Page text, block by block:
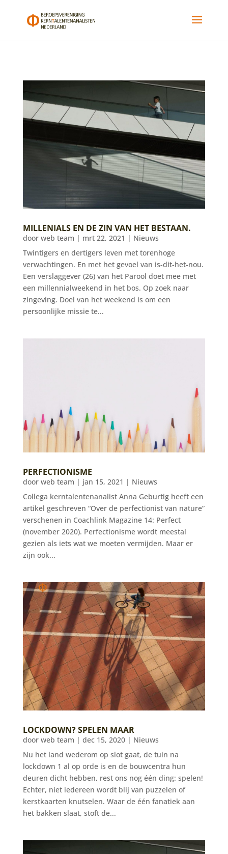
MILLENIALS EN DE ZIN VAN HET BESTAAN.
door web team | mrt 22, 2021 | Nieuws
Twintigers en dertigers leven met torenhoge
verwachtingen. En met het gevoel van is-dit-het-nou.
Een verslaggever (26) van het Parool doet mee met
een millennialweekend in het bos. Op zoek naar
zingeving. Doel van het weekend is om een
persoonlijke missie te...
PERFECTIONISME
door web team | jan 15, 2021 | Nieuws
Collega kerntalentenanalist Anna Geburtig heeft een
artikel geschreven “Over de perfectionist van nature”
verschenen in Coachlink Magazine 14: Perfect
(november 2020). Perfectionisme wordt meestal
gezien als iets wat we moeten vermijden. Maar er
zijn ook...
LOCKDOWN? SPELEN MAAR
door web team | dec 15, 2020| Nieuws
Nu het land wederom op slot gaat, de tuin na
lockdown 1 al op orde is en de bouwcentra hun
deuren dicht hebben, rest ons nog één ding: spelen!
Echter, niet iedereen wordt blij van puzzelen of
kerstkaarten knutselen. Waar de één fanatiek aan
het bakken slaat, stoft de...